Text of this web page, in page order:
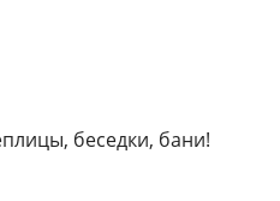
беседки, бани!